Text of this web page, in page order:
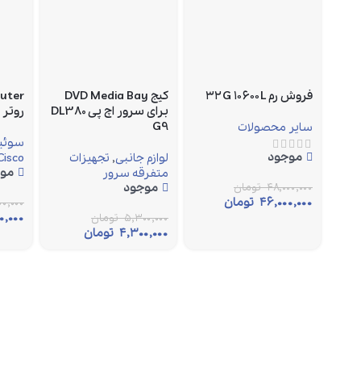
فروش رم ۳۲G ۱۰۶۰۰L
سایر محصولات
موجود
۴۸,۰۰۰,۰۰۰ تومان
۴۶,۰۰۰,۰۰۰ تومان
کیج DVD Media Bay
برای سرور اچ پی DL380
G9
لوازم جانبی, تجهیزات
متفرقه سرور
موجود
۵,۳۰۰,۰۰۰ تومان
۴,۳۰۰,۰۰۰ تومان